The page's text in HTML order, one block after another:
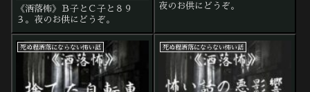
《洒落怖》Ｂ子とＣ子と８９
３。夜のお供にどうぞ。
夜のお供にどうぞ。
死ぬ程洒落にならない怖い話 死ぬ程洒落にならない怖い話